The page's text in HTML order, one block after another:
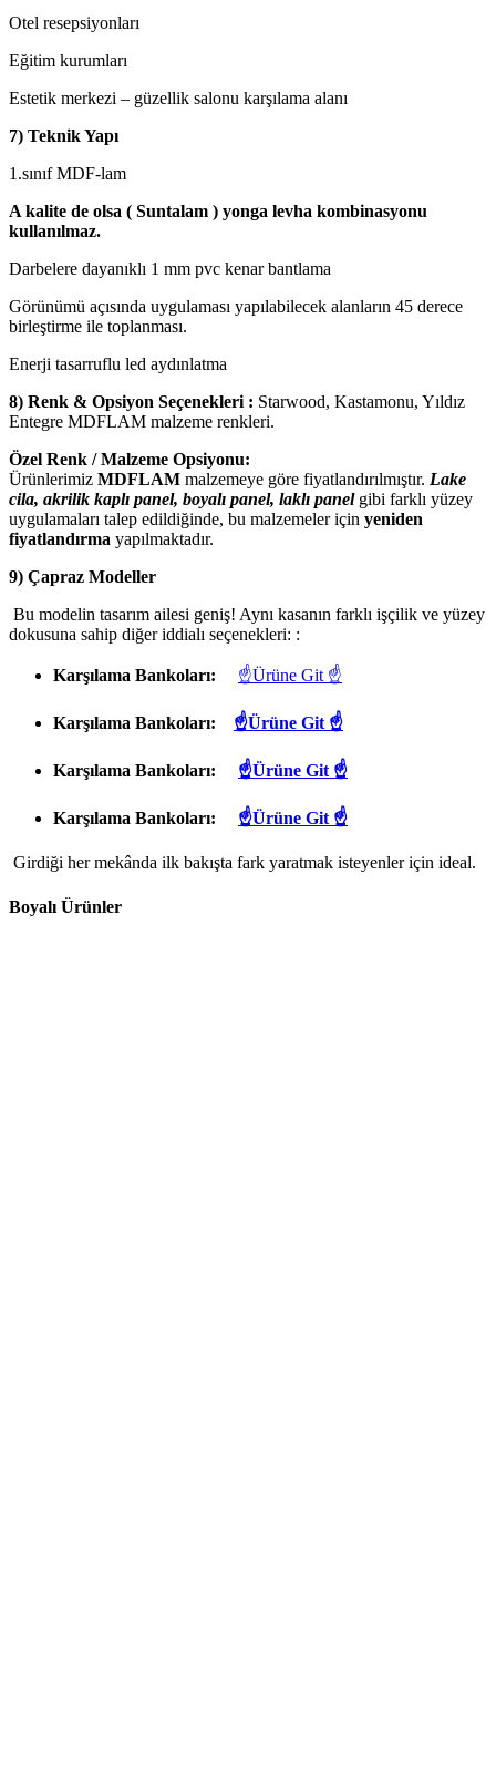
Otel resepsiyonları
Eğitim kurumları
Estetik merkezi – güzellik salonu karşılama alanı
7) Teknik Yapı
1.sınıf MDF-lam
A kalite de olsa ( Suntalam ) yonga levha kombinasyonu
kullanılmaz.
Darbelere dayanıklı 1 mm pvc kenar bantlama
Görünümü açısında uygulaması yapılabilecek alanların 45 derece
birleştirme ile toplanması.
Enerji tasarruflu led aydınlatma
8) Renk & Opsiyon Seçenekleri : Starwood, Kastamonu, Yıldız
Entegre MDFLAM malzeme renkleri.
Özel Renk / Malzeme Opsiyonu:
Ürünlerimiz MDFLAM malzemeye göre fiyatlandırılmıştır. Lake
cila, akrilik kaplı panel, boyalı panel, laklı panel gibi farklı yüzey
uygulamaları talep edildiğinde, bu malzemeler için yeniden
fiyatlandırma yapılmaktadır.
9) Çapraz Modeller
Bu modelin tasarım ailesi geniş! Aynı kasanın farklı işçilik ve yüzey
dokusuna sahip diğer iddialı seçenekleri: :
Karşılama Bankoları: ☝Ürüne Git ☝
Karşılama Bankoları: ☝Ürüne Git ☝
Karşılama Bankoları: ☝Ürüne Git ☝
Karşılama Bankoları: ☝Ürüne Git ☝
Girdiği her mekânda ilk bakışta fark yaratmak isteyenler için ideal.
Boyalı Ürünler